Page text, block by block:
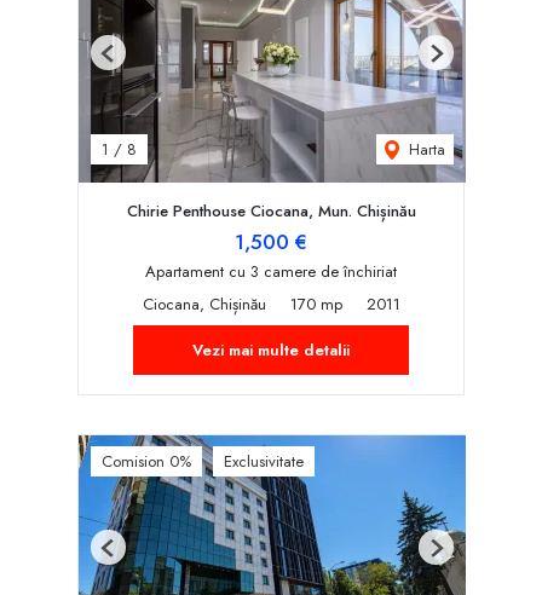
1 / 8 Harta
Previous Next
Chirie Penthouse Ciocana, Mun. Chișinău
1,500 €
Apartament cu 3 camere de închiriat
Ciocana, Chișinău
170 mp
2011
Vezi mai multe detalii
Comision 0% Exclusivitate
Previous Next